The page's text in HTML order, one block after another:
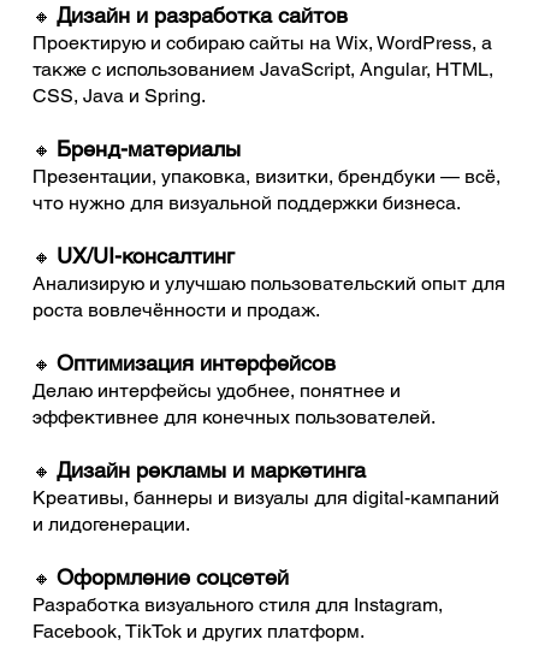
🔸 Дизайн и разработка сайтов
Проектирую и собираю сайты на Wix, WordPress, а
также с использованием JavaScript, Angular, HTML,
CSS, Java и Spring.
🔸 Бренд-материалы
Презентации, упаковка, визитки, брендбуки — всё,
что нужно для визуальной поддержки бизнеса.
🔸 UX/UI-консалтинг
Анализирую и улучшаю пользовательский опыт для
роста вовлечённости и продаж.
🔸 Оптимизация интерфейсов
Делаю интерфейсы удобнее, понятнее и
эффективнее для конечных пользователей.
🔸 Дизайн рекламы и маркетинга
Креативы, баннеры и визуалы для digital-кампаний
и лидогенерации.
🔸 Оформление соцсетей
Разработка визуального стиля для Instagram,
Facebook, TikTok и других платформ.